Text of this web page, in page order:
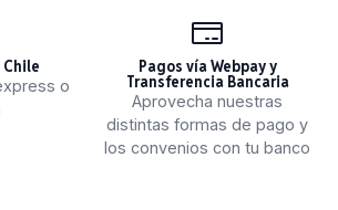
o
Pagos vía Webpay y
Transferencia Bancaria
Aprovecha nuestras
distintas formas de pago y
los convenios con tu banco